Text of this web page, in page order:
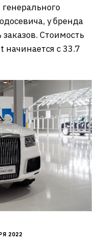
у бренда
Стоимость
начинается с 33.7
2022